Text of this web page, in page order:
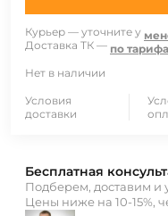
Курьер — уточните у
Доставка ТК — по
Нет в наличии
Условия
доставки
Бесплатная
Подберем, доставим и
Цены ниже на 10-15%,